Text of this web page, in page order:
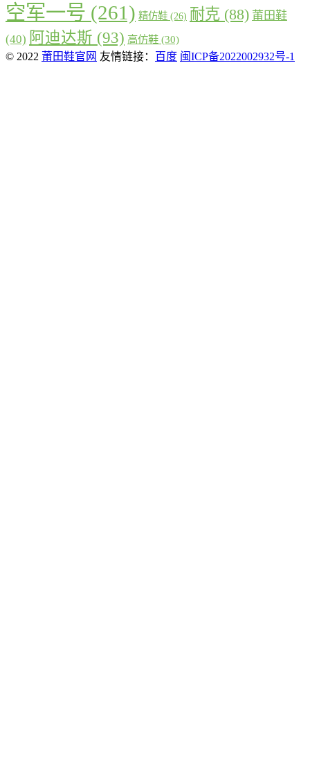
空军一号 (261) 精仿鞋 (26) 耐克 (88) 莆田鞋
(40) 阿迪达斯 (93) 高仿鞋 (30)
© 2022 莆田鞋官网 友情链接： 百度 闽ICP备2022002932号-1